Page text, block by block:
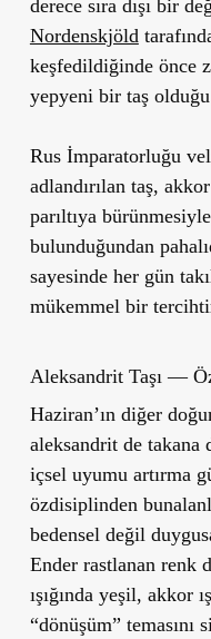
derece sıra dışı bir
Nordenskjöld
keşfedildiğinde önce
yepyeni bir taş olduğu
Rus İmparatorluğu
adlandırılan taş, akkor
parıltıya
bulunduğundan
sayesinde her gün
mükemmel bir
Aleksandrit Taşı —
Haziran’ın diğer
aleksandrit de takana
içsel uyumu artırma
özdisiplinden
bedensel değil
Ender rastlanan renk
ışığında yeşil, akkor
“dönüşüm” temasını